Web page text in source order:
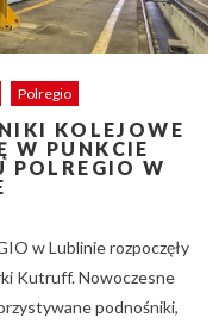
Polregio
KOLEJOWE
W PUNKCIE
POLREGIO W
w Lublinie rozpoczęły
Kutruff. Nowoczesne
podnośniki,